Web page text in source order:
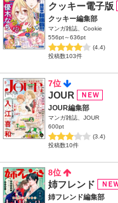
クッキー電子版
クッキー編集部
マンガ雑誌、Cookie
556pt～636pt
(4.4)
投稿数103件
7位
JOUR
JOUR編集部
マンガ雑誌、JOUR
600pt
(3.4)
投稿数10件
8位
姉フレンド
姉フレンド編集部